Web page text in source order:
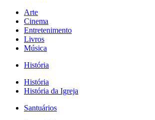
Arte
Cinema
Entretenimento
Livros
Música
História
História
História da Igreja
Santuários